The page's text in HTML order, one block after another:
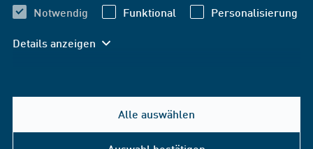
Notwendig Funktional Personalisierung
Details anzeigen
Alle auswählen